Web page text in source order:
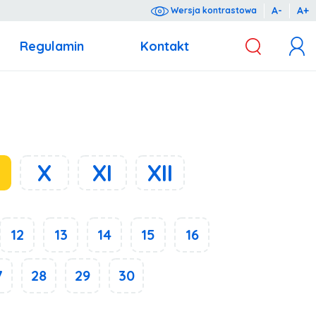
Wersja kontrastowa A- A+
Regulamin Kontakt
X XI XII
12 13 14 15 16
28 29 30